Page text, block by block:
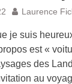
Laurence
je suis
est «
des
au